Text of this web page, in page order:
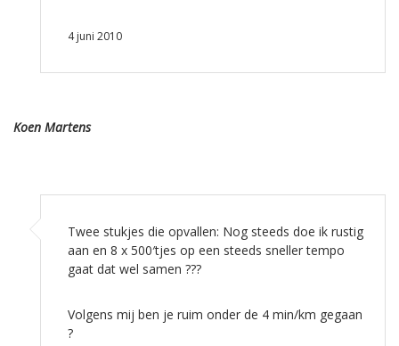
4 juni 2010
Koen Martens
Twee stukjes die opvallen: Nog steeds doe ik rustig
aan en 8 x 500′tjes op een steeds sneller tempo
gaat dat wel samen ???
Volgens mij ben je ruim onder de 4 min/km gegaan
?